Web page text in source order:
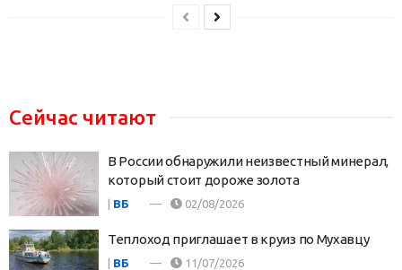
Сейчас читают
В России обнаружили неизвестный минерал,
который стоит дороже золота
ВБ 02/08/2026
Теплоход приглашает в круиз по Мухавцу
| ВБ 11/07/2026